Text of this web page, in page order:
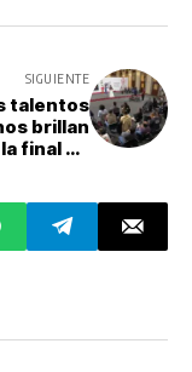
SIGUIENTE
talentos
brillan
final de